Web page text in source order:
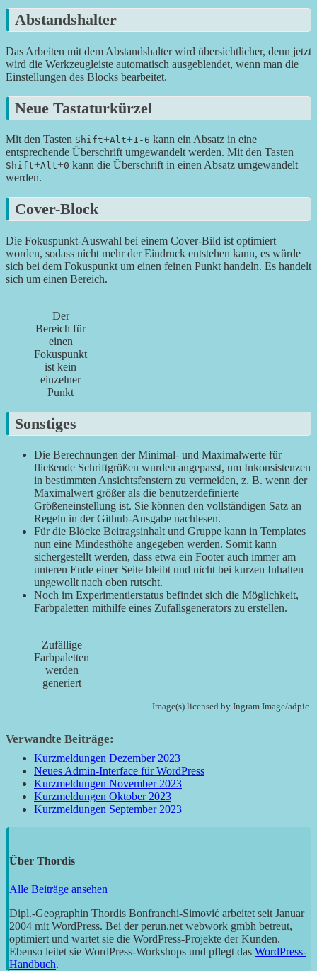
Abstandshalter
Das Arbeiten mit dem Abstandshalter wird übersichtlicher, denn jetzt
wird die Werkzeugleiste automatisch ausgeblendet, wenn man die
Einstellungen des Blocks bearbeitet.
Neue Tastaturkürzel
Mit den Tasten Shift+Alt+1-6 kann ein Absatz in eine
entsprechende Überschrift umgewandelt werden. Mit den Tasten
Shift+Alt+0 kann die Überschrift in einen Absatz umgewandelt
werden.
Cover-Block
Die Fokuspunkt-Auswahl bei einem Cover-Bild ist optimiert
worden, sodass nicht mehr der Eindruck entstehen kann, es würde
sich bei dem Fokuspunkt um einen feinen Punkt handeln. Es handelt
sich um einen Bereich.
Der
Bereich für
einen
Fokuspunkt
ist kein
einzelner
Punkt
Sonstiges
Die Berechnungen der Minimal- und Maximalwerte für
fließende Schriftgrößen wurden angepasst, um Inkonsistenzen
in bestimmten Ansichtsfenstern zu vermeiden, z. B. wenn der
Maximalwert größer als die benutzerdefinierte
Größeneinstellung ist. Sie können den vollständigen Satz an
Regeln in der Github-Ausgabe nachlesen.
Für die Blöcke Beitragsinhalt und Gruppe kann in Templates
nun eine Mindesthöhe angegeben werden. Somit kann
sichergestellt werden, dass etwa ein Footer auch immer am
unteren Ende einer Seite bleibt und nicht bei kurzen Inhalten
ungewollt nach oben rutscht.
Noch im Experimentierstatus befindet sich die Möglichkeit,
Farbpaletten mithilfe eines Zufallsgenerators zu erstellen.
Zufällige
Farbpaletten
werden
generiert
Image(s) licensed by Ingram Image/adpic.
Verwandte Beiträge:
Kurzmeldungen Dezember 2023
Neues Admin-Interface für WordPress
Kurzmeldungen November 2023
Kurzmeldungen Oktober 2023
Kurzmeldungen September 2023
Über Thordis
Alle Beiträge ansehen
Dipl.-Geographin Thordis Bonfranchi-Simović arbeitet seit Januar
2004 mit WordPress. Bei der perun.net webwork gmbh betreut,
optimiert und wartet sie die WordPress-Projekte der Kunden.
Ebenso leitet sie WordPress-Workshops und pflegt das WordPress-
Handbuch.